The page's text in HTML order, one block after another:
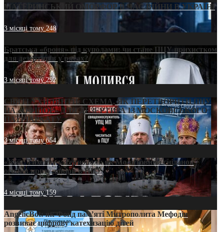
МАТЕРИНСЬКИЙ ОМОРФОР В ЧАС ВІЙНИ В УКРАЇНІ
3 місяці тому248
Братська «броня» під куполами: чи стане ПЦУ прихистком
для дезертирів у рясах?
3 місяці тому292
СВЯТІ УХИЛЯНТИ: СХЕМА, ЯК ПЕРЕТВОРИТИ ПЦУ
НА «ОФШОР» ДЛЯ ДЕЗЕРТИРА ІЗ МОСКОВСЬКОГО
ПАТРІАРХАТУ
3 місяці тому654
«Кейс Тихона» у Тернополі: як Молитовний сніданок
оголив кризу довіри в ПЦУ
4 місяці тому159
AngelicBot: як Фонд пам’яті Митрополита Мефодія
розвиває цифрову катехизацію дітей